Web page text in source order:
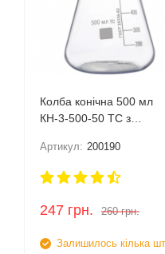
Колба конічна 500 мл
КН-3-500-50 ТС з
Артикул: 200190
247 грн. 260 грн.
Залишилось кілька